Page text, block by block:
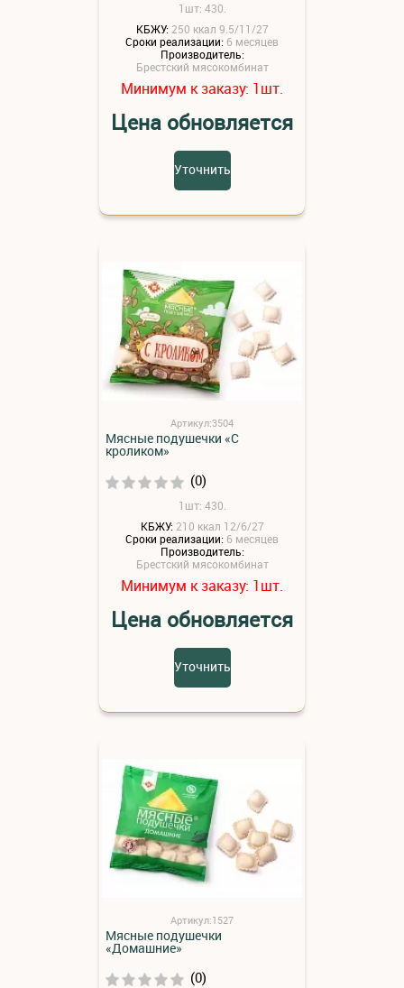
1шт: 430.
КБЖУ: 250 ккал 9.5/11/27
Сроки реализации: 6 месяцев
Производитель:
Брестский мясокомбинат
Минимум к заказу: 1шт.
Цена обновляется
Уточнить
Артикул:3504
Мясные подушечки «С
кроликом»
(0)
1шт: 430.
КБЖУ: 210 ккал 12/6/27
Сроки реализации: 6 месяцев
Производитель:
Брестский мясокомбинат
Минимум к заказу: 1шт.
Цена обновляется
Уточнить
Артикул:1527
Мясные подушечки
«Домашние»
(0)